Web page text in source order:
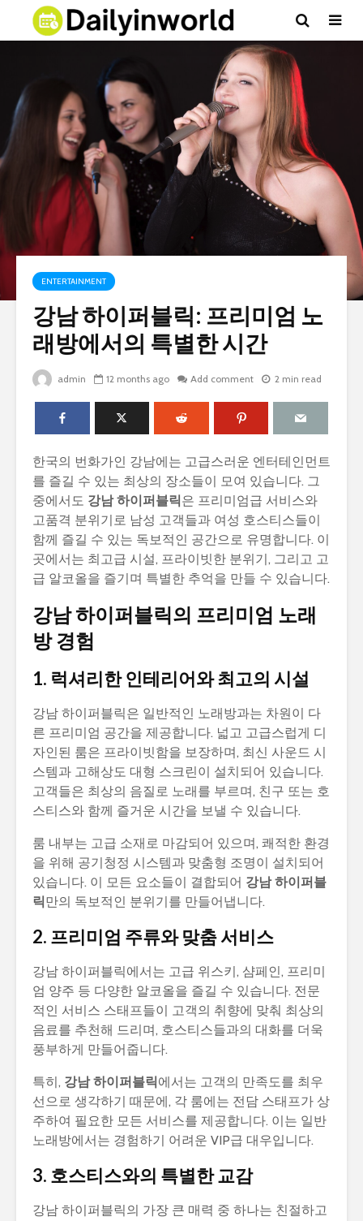
ENTERTAINMENT
강남 하이퍼블릭: 프리미엄 노
래방에서의 특별한 시간
admin 12 months ago Add comment 2 min read
한국의 번화가인 강남에는 고급스러운 엔터테인먼트
를 즐길 수 있는 최상의 장소들이 모여 있습니다. 그
중에서도 강남 하이퍼블릭은 프리미엄급 서비스와
고품격 분위기로 남성 고객들과 여성 호스티스들이
함께 즐길 수 있는 독보적인 공간으로 유명합니다. 이
곳에서는 최고급 시설, 프라이빗한 분위기, 그리고 고
급 알코올을 즐기며 특별한 추억을 만들 수 있습니다.
강남 하이퍼블릭의 프리미엄 노래
방 경험
1. 럭셔리한 인테리어와 최고의 시설
강남 하이퍼블릭은 일반적인 노래방과는 차원이 다
른 프리미엄 공간을 제공합니다. 넓고 고급스럽게 디
자인된 룸은 프라이빗함을 보장하며, 최신 사운드 시
스템과 고해상도 대형 스크린이 설치되어 있습니다.
고객들은 최상의 음질로 노래를 부르며, 친구 또는 호
스티스와 함께 즐거운 시간을 보낼 수 있습니다.
룸 내부는 고급 소재로 마감되어 있으며, 쾌적한 환경
을 위해 공기청정 시스템과 맞춤형 조명이 설치되어
있습니다. 이 모든 요소들이 결합되어 강남 하이퍼블
릭만의 독보적인 분위기를 만들어냅니다.
2. 프리미엄 주류와 맞춤 서비스
강남 하이퍼블릭에서는 고급 위스키, 샴페인, 프리미
엄 양주 등 다양한 알코올을 즐길 수 있습니다. 전문
적인 서비스 스태프들이 고객의 취향에 맞춰 최상의
음료를 추천해 드리며, 호스티스들과의 대화를 더욱
풍부하게 만들어줍니다.
특히, 강남 하이퍼블릭에서는 고객의 만족도를 최우
선으로 생각하기 때문에, 각 룸에는 전담 스태프가 상
주하여 필요한 모든 서비스를 제공합니다. 이는 일반
노래방에서는 경험하기 어려운 VIP급 대우입니다.
3. 호스티스와의 특별한 교감
강남 하이퍼블릭의 가장 큰 매력 중 하나는 친절하고